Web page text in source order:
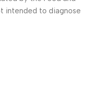
intended to diagnose